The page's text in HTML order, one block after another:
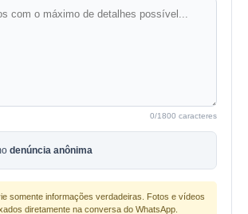
0/1800 caracteres
denúncia anônima
somente informações verdadeiras. Fotos e vídeos
diretamente na conversa do WhatsApp.